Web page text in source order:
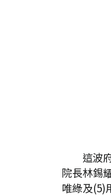
這波
院長林錫
唯綠及(5)